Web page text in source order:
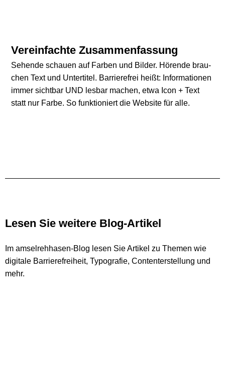
Ver­ein­fachte Zusammenfassung
Sehende schauen auf Farben und Bilder. Hörende brau­
chen Text und Unter­ti­tel. Barriere­frei heißt: Infor­ma­tio­nen
immer sicht­bar UND lesbar machen, etwa Icon + Text
statt nur Farbe. So funk­tio­niert die Web­site für alle.
Lesen Sie weitere Blog-Artikel
Im amselrehhasen-Blog lesen Sie Artikel zu Themen wie
digitale Barrierefreiheit, Typografie, Contenterstellung und
mehr.